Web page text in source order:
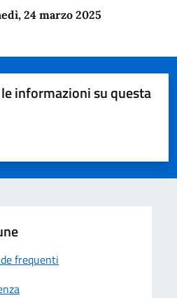
24 marzo 2025
informazioni su questa
su 5
su 5
5
frequenti